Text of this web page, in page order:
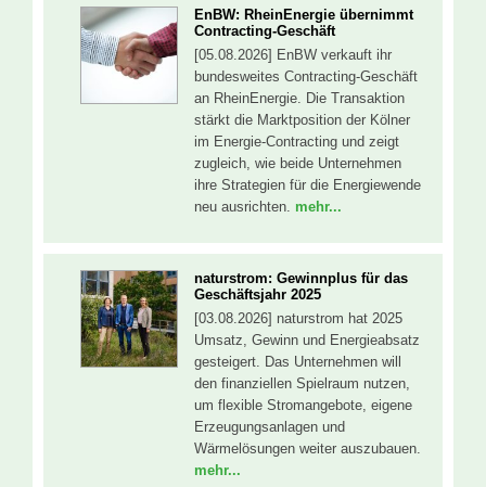
EnBW: RheinEnergie übernimmt
Contracting-Geschäft
[05.08.2026] EnBW verkauft ihr
bundesweites Contracting-Geschäft
an RheinEnergie. Die Transaktion
stärkt die Marktposition der Kölner
im Energie-Contracting und zeigt
zugleich, wie beide Unternehmen
ihre Strategien für die Energiewende
neu ausrichten. mehr...
naturstrom: Gewinnplus für das
Geschäftsjahr 2025
[03.08.2026] naturstrom hat 2025
Umsatz, Gewinn und Energieabsatz
gesteigert. Das Unternehmen will
den finanziellen Spielraum nutzen,
um flexible Stromangebote, eigene
Erzeugungsanlagen und
Wärmelösungen weiter auszubauen.
mehr...